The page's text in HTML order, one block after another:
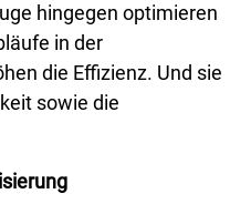
hingegen optimieren
in der
die Effizienz. Und sie
sowie die